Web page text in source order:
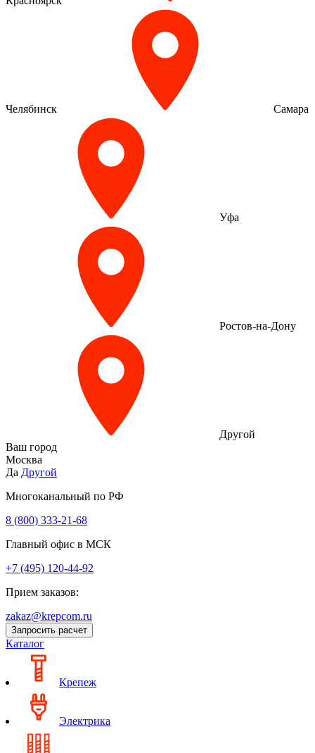
Челябинск Самара
Уфа
Ростов-на-Дону
Другой
Ваш город
Москва
Да Другой
Многоканальный по РФ
8 (800) 333‑21-68
Главный офис в МСК
+7 (495) 120-44-92
Прием заказов:
zakaz@krepcom.ru
Запросить расчет
Каталог
Крепеж
Электрика